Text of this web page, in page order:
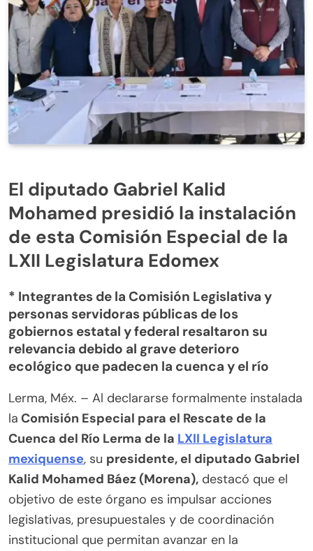
El diputado Gabriel Kalid
Mohamed presidió la instalación
de esta Comisión Especial de la
LXII Legislatura Edomex
* Integrantes de la Comisión Legislativa y
personas servidoras públicas de los
gobiernos estatal y federal resaltaron su
relevancia debido al grave deterioro
ecológico que padecen la cuenca y el río
Lerma, Méx. – Al declararse formalmente instalada
la Comisión Especial para el Rescate de la
Cuenca del Río Lerma de la LXII Legislatura
mexiquense, su presidente, el diputado Gabriel
Kalid Mohamed Báez (Morena), destacó que el
objetivo de este órgano es impulsar acciones
legislativas, presupuestales y de coordinación
institucional que permitan avanzar en la